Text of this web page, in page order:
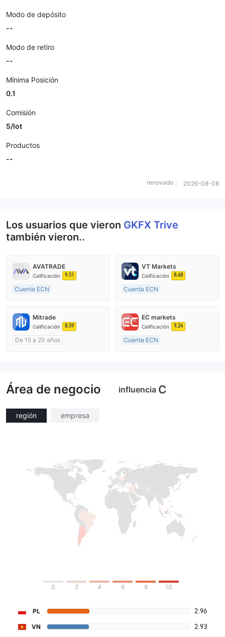
Modo de depósito
--
Modo de retiro
--
Mínima Posición
0.1
Comisión
5/lot
Productos
--
renovado： 2026-08-08
Los usuarios que vieron GKFX Trive
también vieron..
AVATRADE
Calificación 9.51
Cuenta ECN
Supervisión en Australia
VT Markets
Calificación 8.68
Cuenta ECN
Supervisión en Australia
Mitrade
Calificación 8.59
De 15 a 20 años
EC markets
Calificación 9.24
Cuenta ECN
Licencia completa de MT4
Área de negocio influencia C
región empresa
0 2 4 6 8 10
PL 2.96
VN 2.93